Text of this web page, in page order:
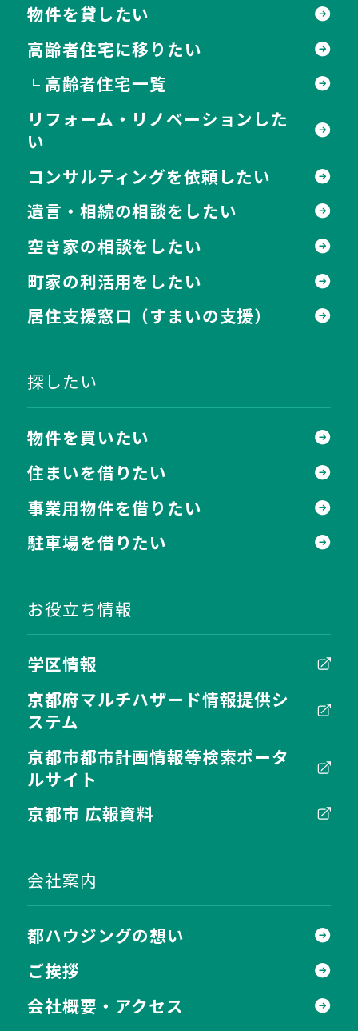
物件を貸したい
高齢者住宅に移りたい
┗ 高齢者住宅一覧
リフォーム・リノベーションした
い
コンサルティングを依頼したい
遺言・相続の相談をしたい
空き家の相談をしたい
町家の利活用をしたい
居住支援窓口 （すまいの支援）
探したい
物件を買いたい
住まいを借りたい
事業用物件を借りたい
駐車場を借りたい
お役立ち情報
学区情報
京都府マルチハザード情報提供シ
ステム
京都市都市計画情報等検索ポータ
ルサイト
京都市 広報資料
会社案内
都ハウジングの想い
ご挨拶
会社概要・アクセス